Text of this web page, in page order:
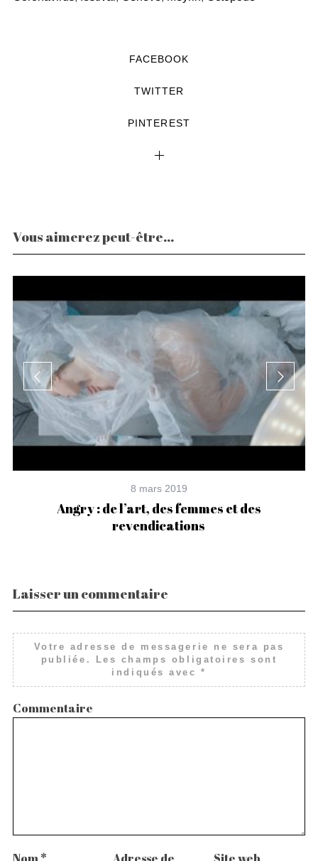
FACEBOOK
TWITTER
PINTEREST
Vous aimerez peut-être...
8 mars 2019
Angry : de l’art, des femmes et des
revendications
Laisser un commentaire
Votre adresse de messagerie ne sera pas
publiée.
Les champs obligatoires sont
indiqués avec*
Commentaire